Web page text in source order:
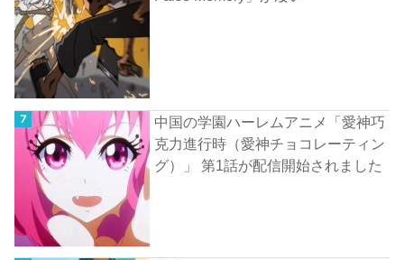
中国の学園ハーレムアニメ「愛神巧
克力進行時（愛神チョコレーティン
グ）」 第1話が配信開始されました